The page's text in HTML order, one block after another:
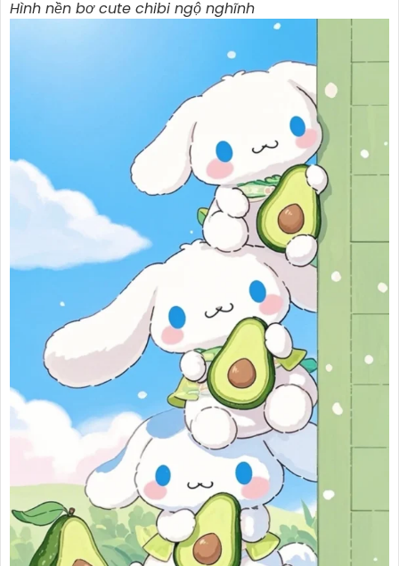
Hình nền bơ cute chibi ngộ nghĩnh